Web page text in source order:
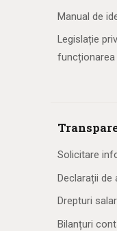
Manual de
Legislație
Solicitare
Declarații de
Drepturi
Bilanțuri